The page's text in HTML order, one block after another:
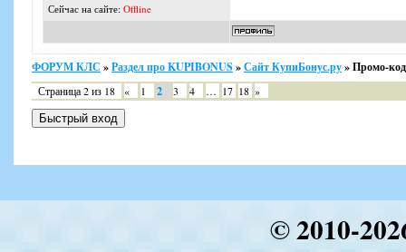
Сейчас на сайте: Offline
ФОРУМ КЛС »Раздел про KUPIBONUS»Сайт КупиБонус.ру»Промо-
Страница2из 18 « 1 2 3 4 … 17 18 »
© 2010-